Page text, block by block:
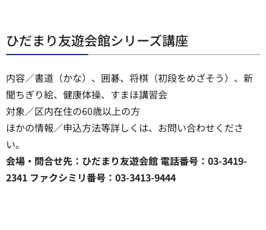
ひだまり友遊会館シリーズ講座
内容／書道（かな）、囲碁、将棋（初段をめざそう）、新
聞ちぎり絵、健康体操、すまほ講習会
対象／区内在住の60歳以上の方
ほかの情報／申込方法等詳しくは、お問い合わせくださ
い。
会場・問合せ先：ひだまり友遊会館 電話番号：03-3419-
2341 ファクシミリ番号：03-3413-9444